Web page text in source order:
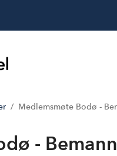
Medlemsmøte Bodø -
-